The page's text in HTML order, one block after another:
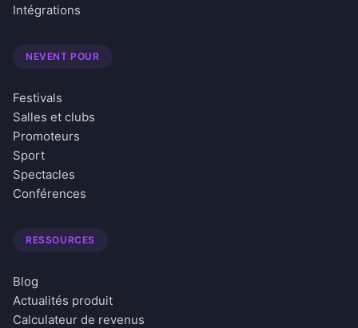
Intégrations
NEVENT POUR
Festivals
Salles et clubs
Promoteurs
Sport
Spectacles
Conférences
RESSOURCES
Blog
Actualités produit
Calculateur de revenus